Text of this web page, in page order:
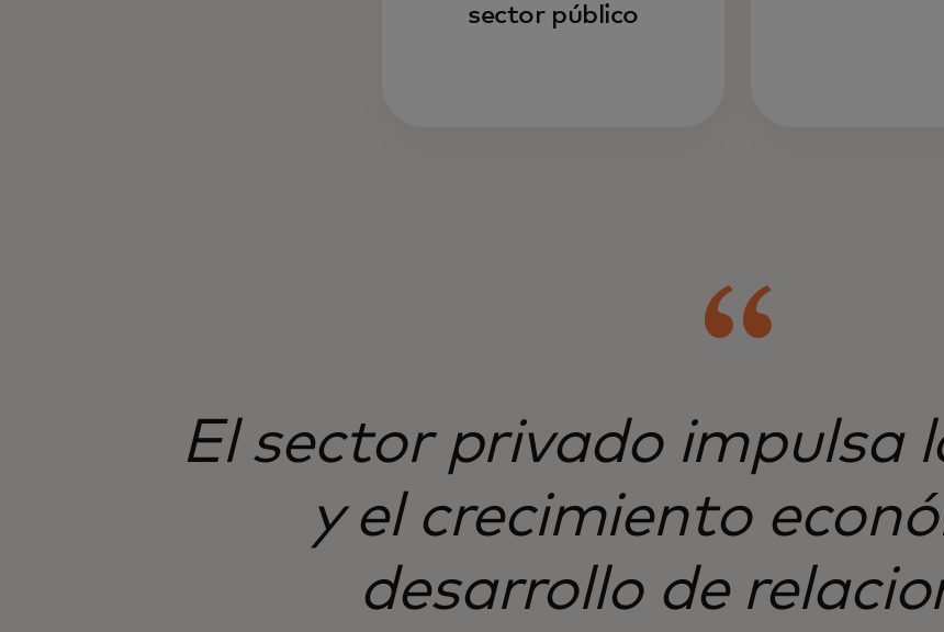
sector público
El sector privado impulsa
y el crecimiento
desarrollo de